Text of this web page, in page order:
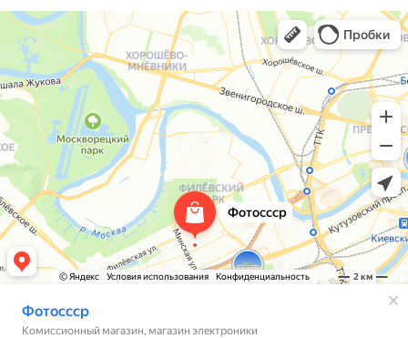
online
Мессенджеры
Свяжитесь с нами через любой удобный
мессенджер!
WhatsApp Telegram